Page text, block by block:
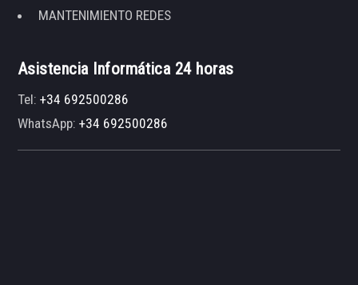
MANTENIMIENTO REDES
Asistencia Informática 24 horas
Tel:+34 692500286
WhatsApp:+34 692500286